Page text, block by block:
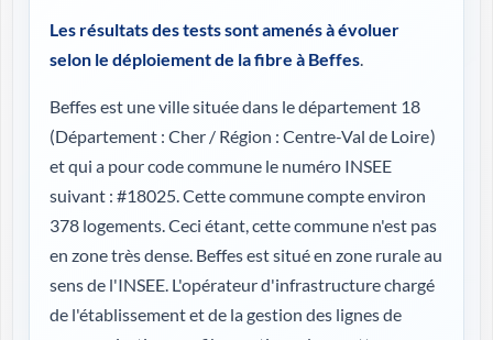
Les résultats des tests sont amenés à évoluer
selon le déploiement de la fibre à Beffes.
Beffes est une ville située dans le département 18
(Département : Cher / Région : Centre-Val de Loire)
et qui a pour code commune le numéro INSEE
suivant : #18025. Cette commune compte environ
378 logements. Ceci étant, cette commune n'est pas
en zone très dense. Beffes est situé en zone rurale au
sens de l'INSEE. L'opérateur d'infrastructure chargé
de l'établissement et de la gestion des lignes de